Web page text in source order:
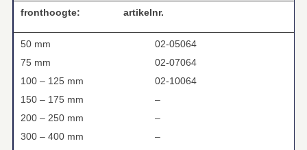
fronthoogte: artikelnr.
50 mm
02-05064
75 mm
02-07064
100 – 125 mm
02-10064
150 – 175 mm
–
200 – 250 mm
–
300 – 400 mm
–